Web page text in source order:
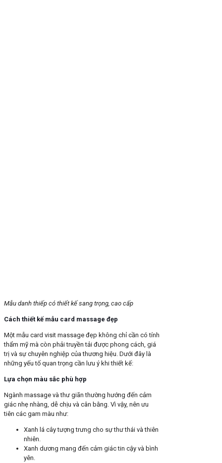
Mẫu danh thiếp có thiết kế sang trọng, cao cấp
Cách thiết kế mẫu card massage đẹp
Một mẫu card visit massage đẹp không chỉ cần có tính
thẩm mỹ mà còn phải truyền tải được phong cách, giá
trị và sự chuyên nghiệp của thương hiệu. Dưới đây là
những yếu tố quan trọng cần lưu ý khi thiết kế:
Lựa chọn màu sắc phù hợp
Ngành massage và thư giãn thường hướng đến cảm
giác nhẹ nhàng, dễ chịu và cân bằng. Vì vậy, nên ưu
tiên các gam màu như:
Xanh lá cây tượng trưng cho sự thư thái và thiên
nhiên.
Xanh dương mang đến cảm giác tin cậy và bình
yên.